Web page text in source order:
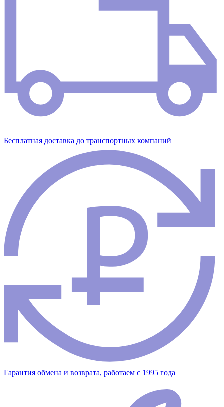
Бесплатная доставка до транспортных компаний
Гарантия обмена и возврата, работаем с 1995 года